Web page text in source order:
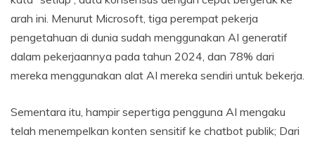
arah ini. Menurut Microsoft, tiga perempat pekerja
pengetahuan di dunia sudah menggunakan AI generatif
dalam pekerjaannya pada tahun 2024, dan 78% dari
mereka menggunakan alat AI mereka sendiri untuk bekerja.
Sementara itu, hampir sepertiga pengguna AI mengaku
telah menempelkan konten sensitif ke chatbot publik; Dari